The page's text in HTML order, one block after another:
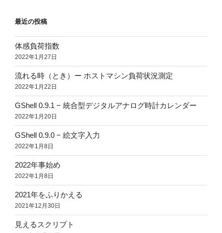
最近の投稿
体感負荷指数
2022年1月27日
流れる時（とき）ー ホストマシン負荷状況測定
2022年1月22日
GShell 0.9.1 − 統合型デジタルアナログ時計カレンダー
2022年1月20日
GShell 0.9.0 − 絵文字入力
2022年1月8日
2022年事始め
2022年1月8日
2021年をふりかえる
2021年12月30日
見えるスクリプト